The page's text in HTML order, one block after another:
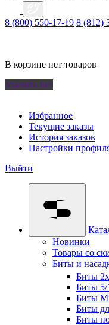
8 (800) 550-17-19 8 (812)
В корзине нет товаров
Удалить все
Избранное
Текущие заказы
История заказов
Настройки
Выйти
Новинки
Товары со
Биты и
Биты
Биты 5/
Биты
Биты
Биты